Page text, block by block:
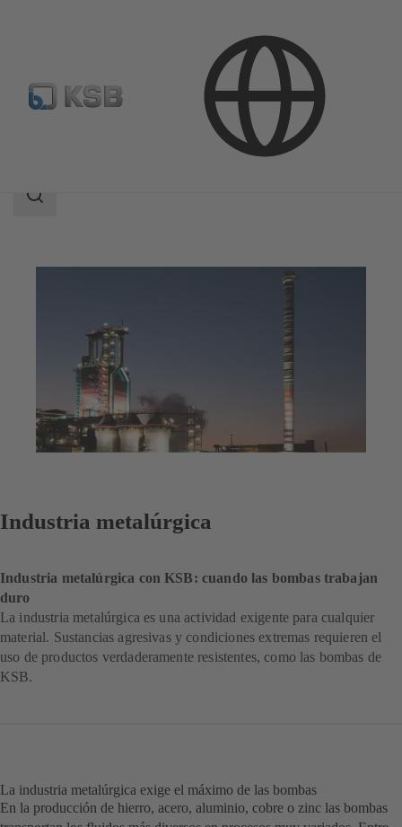
Industria metalúrgica
Área
Industria metalúrgica
Industria metalúrgica con KSB: cuando las bombas trabajan
duro
La industria metalúrgica es una actividad exigente para cualquier
material. Sustancias agresivas y condiciones extremas requieren el
uso de productos verdaderamente resistentes, como las bombas de
KSB.
La industria metalúrgica exige el máximo de las bombas
En la producción de hierro, acero, aluminio, cobre o zinc las bombas